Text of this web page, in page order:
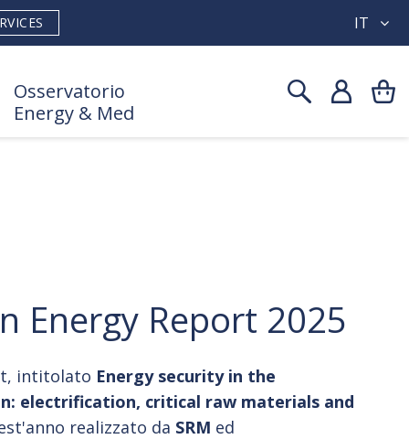
IT
Osservatorio
Energy & Med
Energy Report 2025
intitolato Energy security in the
electrification, critical raw materials and
realizzato da SRM ed